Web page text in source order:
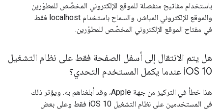
باستخدام مفاتيح منفصلة للموقع الإلكتروني المخصّص للمطوّرين
والموقع الإلكتروني المباشر، والسماح باستخدام localhost فقط
في مفتاح الموقع الإلكتروني المخصّص للمطوّرين.
هل يتم الانتقال إلى أسفل الصفحة فقط على نظام التشغيل
iOS 10 عندما يكمل المستخدم التحدي؟
هذا خطأ في التركيز من جهة Apple، وقد أبلغناهم به. ويؤثر ذلك
في المستخدمين على نظام التشغيل iOS 10 فقط وعلى بعض